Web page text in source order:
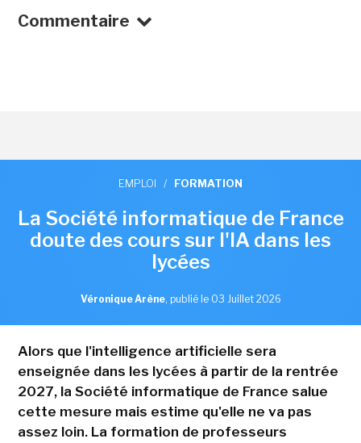
Commentaire
EMPLOI / FORMATION
La Société informatique de France
doute des cours sur l'IA dans les
lycées
Véronique Arène, publié le 03 Juillet 2026
Alors que l'intelligence artificielle sera
enseignée dans les lycées à partir de la rentrée
2027, la Société informatique de France salue
cette mesure mais estime qu'elle ne va pas
assez loin. La formation de professeurs